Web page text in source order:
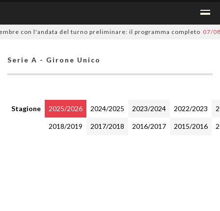
con l'andata del turno preliminare: il programma completo 07/08/
Serie A - Girone Unico
Stagione 2025/2026 2024/2025 2023/2024 2022/2023
2018/2019 2017/2018 2016/2017 2015/2016